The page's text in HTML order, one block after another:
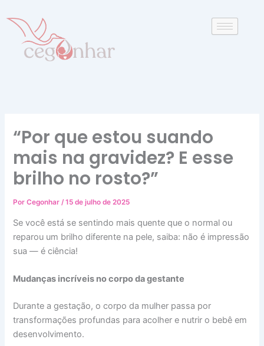
para
conteúdo
“Por que estou suando
mais na gravidez? E esse
brilho no rosto?”
PorCegonhar /15 de julho de 2025
Se você está se sentindo mais quente que o normal ou
reparou um brilho diferente na pele, saiba: não é impressão
sua — é ciência!
Mudanças incríveis no corpo da gestante
Durante a gestação, o corpo da mulher passa por
transformações profundas para acolher e nutrir o bebê em
desenvolvimento.
e
s